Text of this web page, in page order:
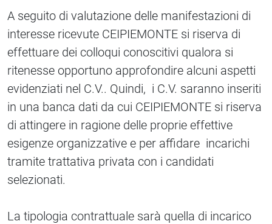
A seguito di valutazione delle manifestazioni di
interesse ricevute CEIPIEMONTE si riserva di
effettuare dei colloqui conoscitivi qualora si
ritenesse opportuno approfondire alcuni aspetti
evidenziati nel C.V.. Quindi, i C.V. saranno inseriti
in una banca dati da cui CEIPIEMONTE si riserva
di attingere in ragione delle proprie effettive
esigenze organizzative e per affidare incarichi
tramite trattativa privata con i candidati
selezionati.
La tipologia contrattuale sarà quella di incarico